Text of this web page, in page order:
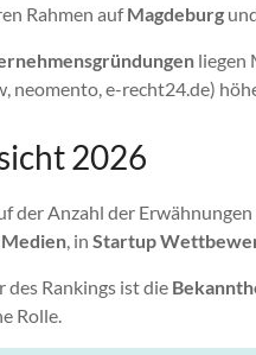
Rahmen aufMagdeburg
liegen
neomento, e-recht24.de)
2026
der Anzahl der
Medien , in Startup
Rankings ist die
Rolle.